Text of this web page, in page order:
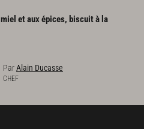
miel etauxépices, biscuità la
ParAlain Ducasse
CHEF